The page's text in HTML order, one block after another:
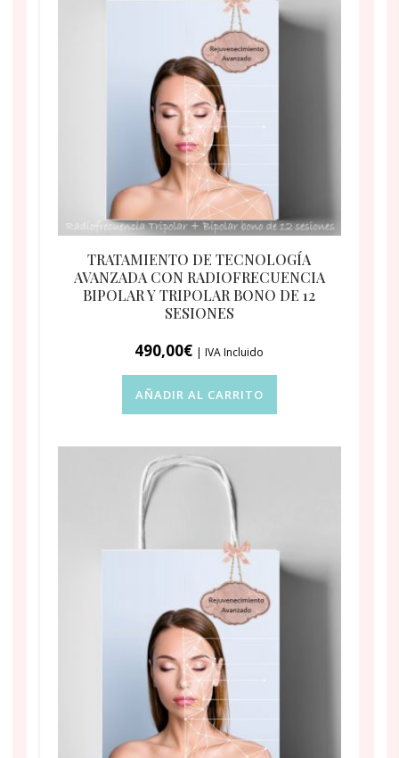
TRATAMIENTO DE TECNOLOGÍA
AVANZADA CON RADIOFRECUENCIA
BIPOLAR Y TRIPOLAR BONO DE 12
SESIONES
490,00€ | IVA Incluido
AÑADIR AL CARRITO